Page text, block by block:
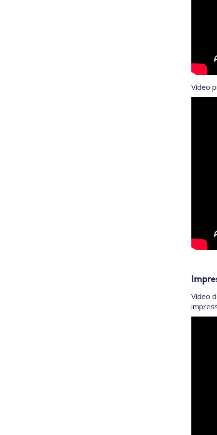
Vídeo
Vídeo